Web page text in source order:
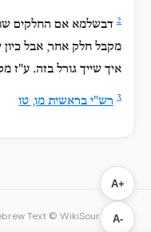
2 דבשלמא אם החלקים
מקבל חלק אחר, אבל
איך שייך גורל בזה. ע"ז
3 רש"י בראשית מו, טו
A+
A-
Text © WikiSource